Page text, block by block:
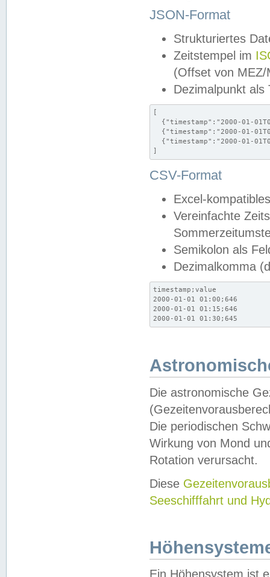
JSON-Format
Strukturiertes
Zeitstempel im
(Offset von MEZ/
Dezimalpunkt als
[
{"timestamp":"2000-01-
{"timestamp":"2000-01-
{"timestamp":"2000-01-
]
CSV-Format
Excel-
Vereinfachte
Semikolon als
Dezimalkomma
timestamp;value
2000-01-01 01:00;646
2000-01-01 01:15;646
2000-01-01 01:30;645
Die astronomische
Die periodischen
Wirkung von Mond
Rotation verursacht.
Diese
Seeschifffahrt und
Ein Höhensystem ist